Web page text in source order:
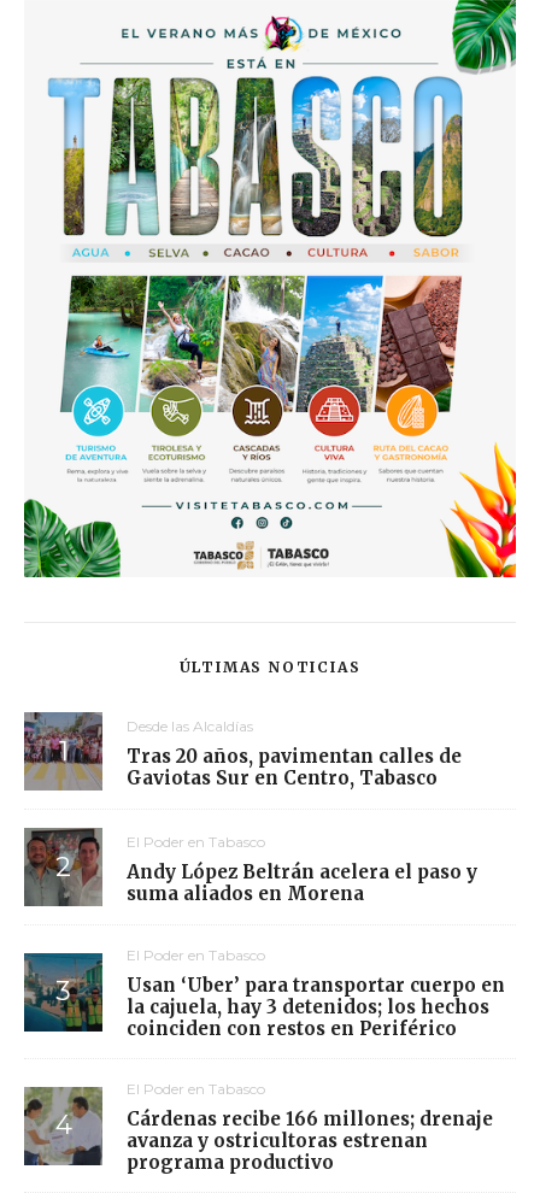
ÚLTIMAS NOTICIAS
Desde las Alcaldías
Tras 20 años, pavimentan calles de
Gaviotas Sur en Centro, Tabasco
El Poder en Tabasco
Andy López Beltrán acelera el paso y
suma aliados en Morena
El Poder en Tabasco
Usan ‘Uber’ para transportar cuerpo en
la cajuela, hay 3 detenidos; los hechos
coinciden con restos en Periférico
El Poder en Tabasco
Cárdenas recibe 166 millones; drenaje
avanza y ostricultoras estrenan
programa productivo